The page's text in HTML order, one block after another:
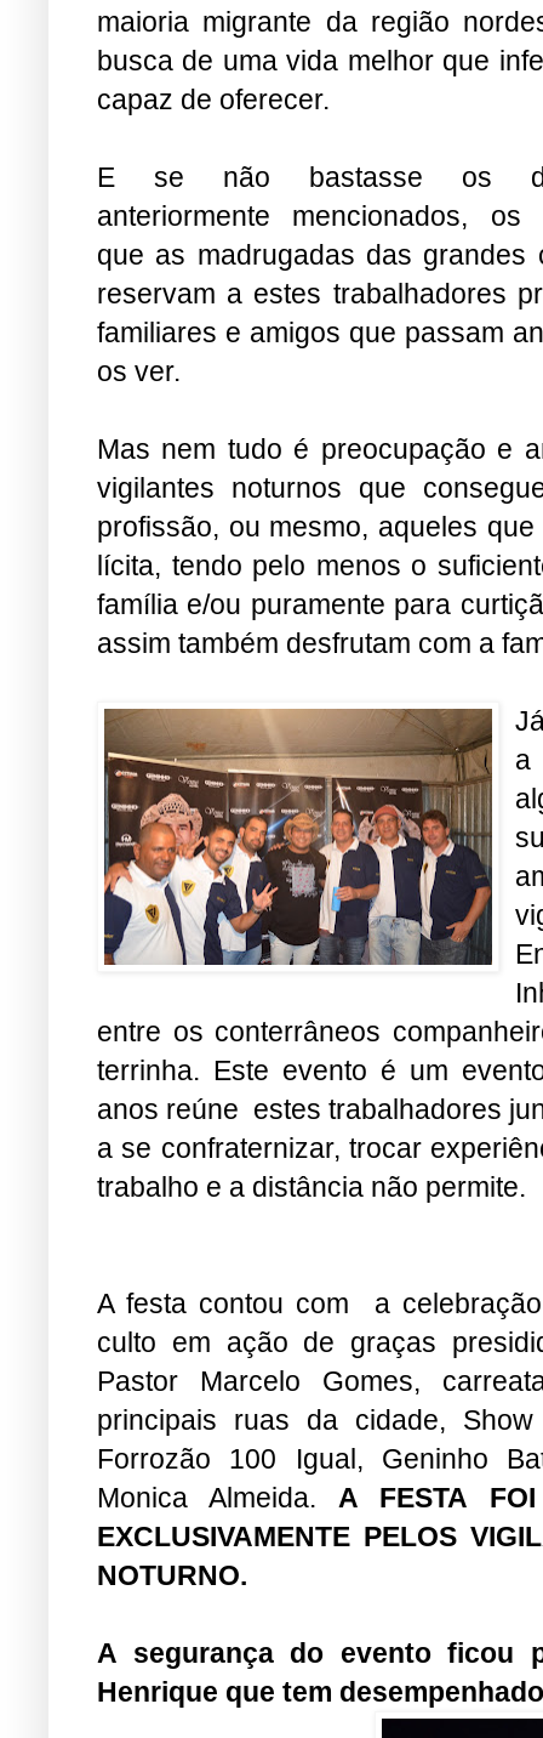
maioria migrante da região
busca de uma vida melhor que
capaz de oferecer.
E se não bastasse os
anteriormente mencionados, os
que as madrugadas das grandes
reservam a estes trabalhadores
familiares e amigos que passam
os ver.
Mas nem tudo é preocupação e
vigilantes noturnos que
profissão, ou mesmo, aqueles
lícita, tendo pelo menos o
família e/ou puramente para
assim também desfrutam com a
a
entre os conterrâneos
terrinha. Este evento é um
anos reúne estes trabalhadores
a se confraternizar, trocar
trabalho e a distância não permite.
A festa contou com a
culto em ação de graças
Pastor Marcelo Gomes,
principais ruas da cidade,
Forrozão 100 Igual, Geninho
Monica Almeida. A FESTA
EXCLUSIVAMENTE PELOS
NOTURNO.
A segurança do evento ficou
Henrique que tem